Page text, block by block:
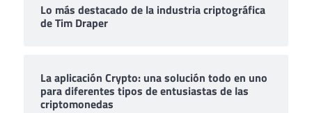
Lo más destacado de la industria criptográfica
de Tim Draper
La aplicación Crypto: una solución todo en uno
para diferentes tipos de entusiastas de las
criptomonedas